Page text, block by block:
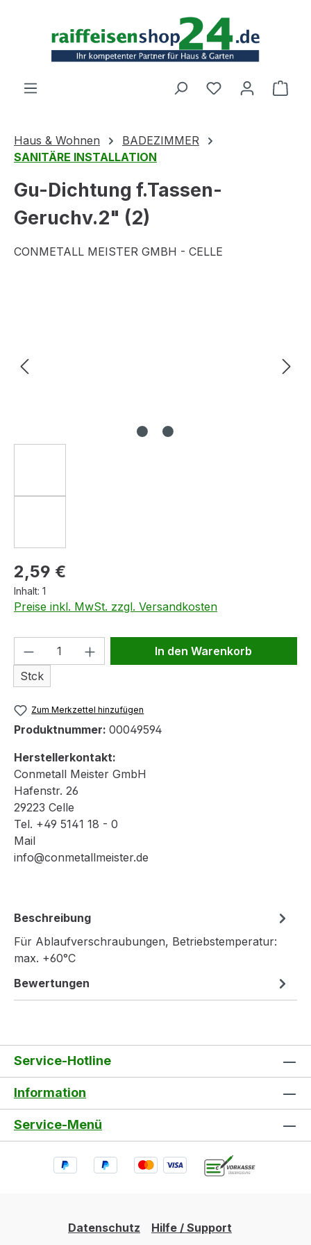
Haus & Wohnen
BADEZIMMER
SANITÄRE INSTALLATION
Gu-Dichtung f.Tassen-
Geruchv.2" (2)
CONMETALL MEISTER GMBH - CELLE
Regulärer Preis:
2,59 €
Inhalt: 1
Preise inkl. MwSt. zzgl. Versandkosten
Produkt Anzahl: Gib den
Stck
In den Warenkorb
Zum Merkzettel hinzufügen
Produktnummer: 00049594
Herstellerkontakt:
Conmetall Meister GmbH
Hafenstr. 26
29223 Celle
Tel. +49 5141 18 - 0
Mail
info@conmetallmeister.de
Beschreibung
Für Ablaufverschraubungen, Betriebstemperatur:
max. +60°C
Bewertungen
Service-Hotline
Information
Service-Menü
Datenschutz
Hilfe / Support